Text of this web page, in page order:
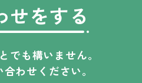
せをする
でも構いません。
わせください。